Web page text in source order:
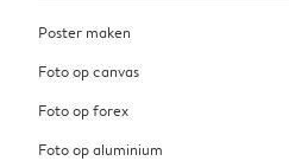
Poster maken
Foto op canvas
Foto op forex
Foto op aluminium